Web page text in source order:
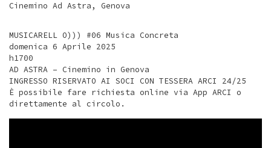
Cinemino Ad Astra, Genova
MUSICARELL O))) #06 Musica Concreta
domenica 6 Aprile 2025
h1700
AD ASTRA – Cinemino in Genova
INGRESSO RISERVATO AI SOCI CON TESSERA ARCI 24/25
È possibile fare richiesta online via App ARCI o
direttamente al circolo.